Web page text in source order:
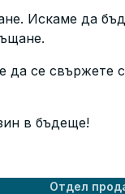
Искаме да
да се свържете
в бъдеще!
Отдел